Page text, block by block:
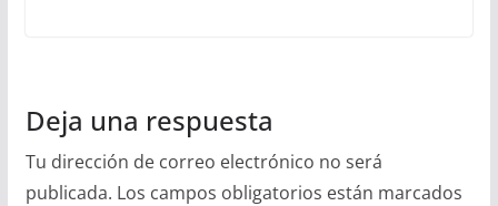
Deja una respuesta
Tu dirección de correo electrónico no será
publicada. Los campos obligatorios están marcados